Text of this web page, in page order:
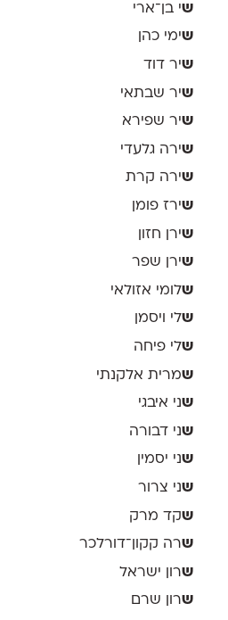
שי בן־ארי
שימי כהן
שיר דוד
שיר שבתאי
שיר שפירא
שירה גלעדי
שירה קרת
שירז פומן
שירן חזון
שירן שפר
שלומי אזולאי
שלי ויסמן
שלי פיחה
שמרית אלקנתי
שני איבגי
שני דבורה
שני יסמין
שני צרור
שקד מרק
שרה קקון־דורלכר
שרון ישראל
שרון שרם